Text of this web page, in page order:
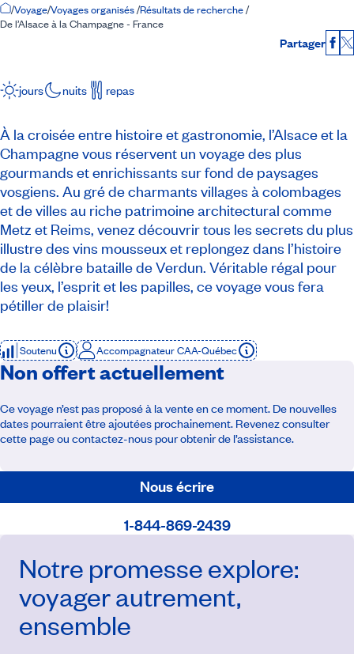
Accueil
/Voyage/Voyages organisés/Résultats de recherche/
De l’Alsace à la Champagne - France
Partager X
jours nuits repas
À la croisée entre histoire et gastronomie, l’Alsace et la
Champagne vous réservent un voyage des plus
gourmands et enrichissants sur fond de paysages
vosgiens. Au gré de charmants villages à colombages
et de villes au riche patrimoine architectural comme
Metz et Reims, venez découvrir tous les secrets du plus
illustre des vins mousseux et replongez dans l’histoire
de la célèbre bataille de Verdun. Véritable régal pour
les yeux, l’esprit et les papilles, ce voyage vous fera
pétiller de plaisir!
Soutenu Accompagnateur CAA-Québec
Non offert actuellement
Ce voyage n’est pas proposé à la vente en ce moment. De nouvelles
dates pourraient être ajoutées prochainement. Revenez consulter
cette page ou contactez-nous pour obtenir de l’assistance.
Nous écrire
1-844-869-2439
Notre promesseexplore:
voyager autrement,
ensemble